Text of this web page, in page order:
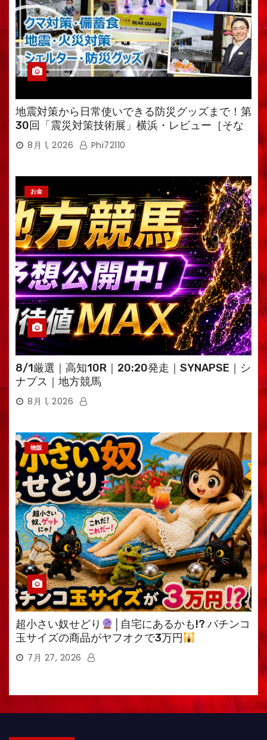
地震対策から日常使いできる防災グッズまで！第
30回「震災対策技術展」横浜・レビュー［そな
えるTV・高荷智也］
8月 1, 2026 Phi72110
お金
8/1厳選｜高知10R｜20:20発走｜SYNAPSE｜シ
ナプス｜地方競馬
8月 1, 2026
物販
超小さい奴せどり
│自宅にあるかも!? パチンコ
玉サイズの商品がヤフオクで3万円
7月 27, 2026